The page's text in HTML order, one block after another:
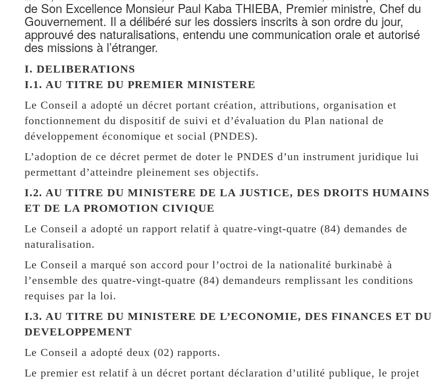
de Son Excellence Monsieur Paul Kaba THIEBA, Premier ministre, Chef du
Gouvernement. Il a délibéré sur les dossiers inscrits à son ordre du jour,
approuvé des naturalisations, entendu une communication orale et autorisé
des missions à l’étranger.
I. DELIBERATIONS
I.1. AU TITRE DU PREMIER MINISTERE
Le Conseil a adopté un décret portant création, attributions, organisation et
fonctionnement du dispositif de suivi et d’évaluation du Plan national de
développement économique et social (PNDES).
L’adoption de ce décret permet de doter le PNDES d’un instrument juridique lui
permettant d’atteindre pleinement ses objectifs.
I.2. AU TITRE DU MINISTERE DE LA JUSTICE, DES DROITS HUMAINS
ET DE LA PROMOTION CIVIQUE
Le Conseil a adopté un rapport relatif à quatre-vingt-quatre (84) demandes de
naturalisation.
Le Conseil a marqué son accord pour l’octroi de la nationalité burkinabè à
l’ensemble des quatre-vingt-quatre (84) demandeurs remplissant les conditions
requises par la loi.
I.3. AU TITRE DU MINISTERE DE L’ECONOMIE, DES FINANCES ET DU
DEVELOPPEMENT
Le Conseil a adopté deux (02) rapports.
Le premier est relatif à un décret portant déclaration d’utilité publique, le projet